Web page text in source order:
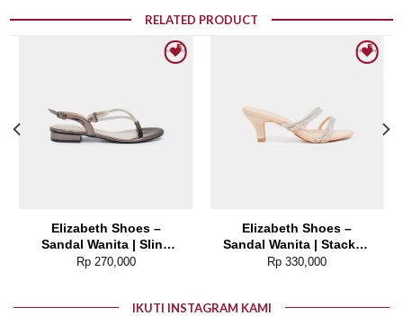
RELATED PRODUCT
Elizabeth Shoes –
Sandal Wanita | Sling
Back 0380-0328
Rp270,000
Elizabeth Shoes –
Sandal Wanita | Stacked
Heels 0400-0554
Rp 330,000
IKUTI INSTAGRAM KAMI